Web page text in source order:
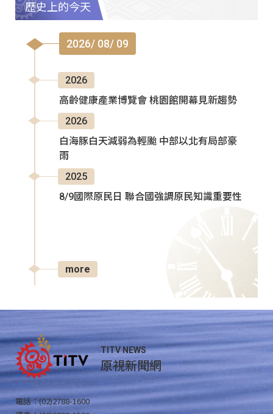
歷史上的今天
2026/ 08/ 09
2026
高齡健康產業博覽會 桃園館開幕見新趨勢
2026
白海豚白天減弱為輕颱 中部以北有局部豪
雨
2025
8/9國際原民日 聯合國強調原民知識重要性
more
TITV NEWS
原視新聞網
電話：(02)2788-1600